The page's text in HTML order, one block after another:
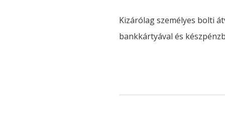
Kizárólag személyes bolti
bankkártyával és